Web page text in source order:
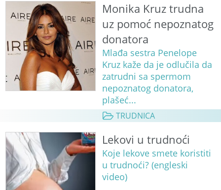
Monika Kruz trudna
uz pomoć nepoznatog
donatora
Mlađa sestra Penelope
Kruz kaže da je odlučila da
zatrudni sa spermom
nepoznatog donatora,
plašeć...
TRUDNICA
Lekovi u trudnoći
Koje lekove smete koristiti
u trudnoći? (engleski
video)